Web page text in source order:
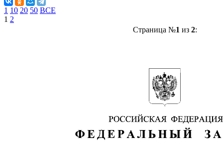
1 10 20 50 ВСЕ
1 2
Страница №1 из 2: